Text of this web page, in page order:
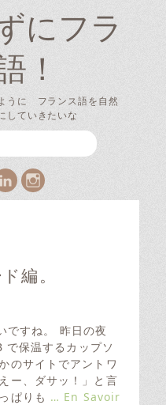
にフラ
！
うに フランス語を自然
ていきたいな
LinkedIn
Instagram
編。
ですね。 昨日の夜
で保温するカップソ
のサイトでアントワ
ー、ダサッ！」と言
ぱりも … En Savoir